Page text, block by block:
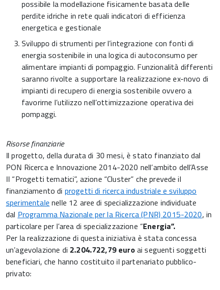
possibile la modellazione fisicamente basata delle
perdite idriche in rete quali indicatori di efficienza
energetica e gestionale
Sviluppo di strumenti per l’integrazione con fonti di
energia sostenibile in una logica di autoconsumo per
alimentare impianti di pompaggio. Funzionalità differenti
saranno rivolte a supportare la realizzazione ex-novo di
impianti di recupero di energia sostenibile ovvero a
favorirne l’utilizzo nell’ottimizzazione operativa dei
pompaggi.
Risorse finanziarie
Il progetto, della durata di 30 mesi, è stato finanziato dal
PON Ricerca e Innovazione 2014-2020 nell’ambito dell’Asse
II “Progetti tematici”, azione “Cluster” che prevede il
finanziamento di progetti di ricerca industriale e sviluppo
sperimentale nelle 12 aree di specializzazione individuate
dal Programma Nazionale per la Ricerca (PNR) 2015-2020, in
particolare per l’area di specializzazione “Energia”.
Per la realizzazione di questa iniziativa è stata concessa
un’agevolazione di 2.204.722,79 euroai seguenti soggetti
beneficiari, che hanno costituito il partenariato pubblico-
privato: